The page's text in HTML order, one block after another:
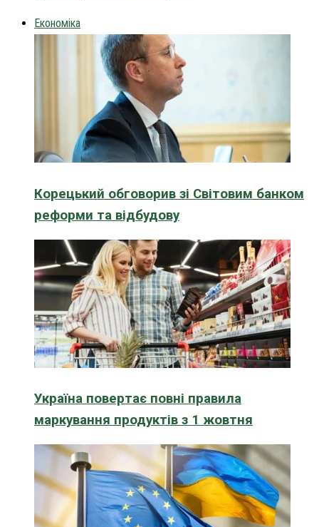
Економіка
Корецький обговорив зі Світовим банком
реформи та відбудову
Україна повертає повні правила
маркування продуктів з 1 жовтня